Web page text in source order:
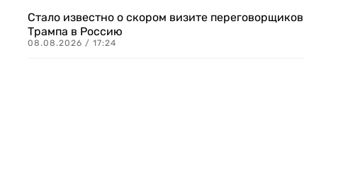
Стало известно о скором визите переговорщиков
Трампа в Россию
08.08.2026 / 17:24